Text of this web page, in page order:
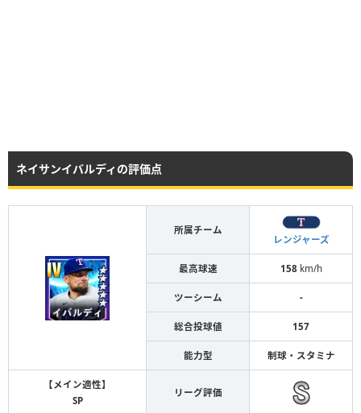
ネイサンイバルディの評価点
所属チーム
レンジャーズ
最高球速 158 km/h
ツーシーム -
総合投球値 157
能力型 制球・スタミナ
【メイン適性】
SP
リーグ評価